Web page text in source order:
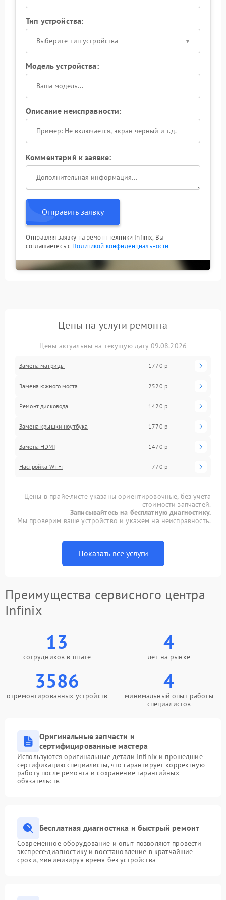
Тип устройства:
Выберите тип устройства
Модель устройства:
Описание неисправности:
Комментарий к заявке:
Отправить заявку
Отправляя заявку на ремонт техники Infinix, Вы
соглашаетесь с Политикой конфиденциальности
Цены на услуги ремонта
Цены актуальны на текущую дату 09.08.2026
Замена матрицы 1770 р
Замена южного моста 2520 р
Ремонт дисковода 1420 р
Замена крышки ноутбука 1770 р
Замена HDMI 1470 р
Настройка Wi-Fi 770 р
Цены в прайс-листе указаны ориентировочные, без учета
стоимости запчастей.
Записывайтесь на бесплатную диагностику.
Мы проверим ваше устройство и укажем на неисправность.
Показать все услуги
Преимущества сервисного центра
Infinix
13
сотрудников в штате
4
лет на рынке
3586
отремонтированных устройств
4
минимальный опыт работы
специалистов
Оригинальные запчасти и
сертифицированные мастера
Используются оригинальные детали Infinix и прошедшие
сертификацию специалисты, что гарантирует корректную
работу после ремонта и сохранение гарантийных
обязательств
Бесплатная диагностика и быстрый ремонт
Современное оборудование и опыт позволяют провести
экспресс-диагностику и восстановление в кратчайшие
сроки, минимизируя время без устройства